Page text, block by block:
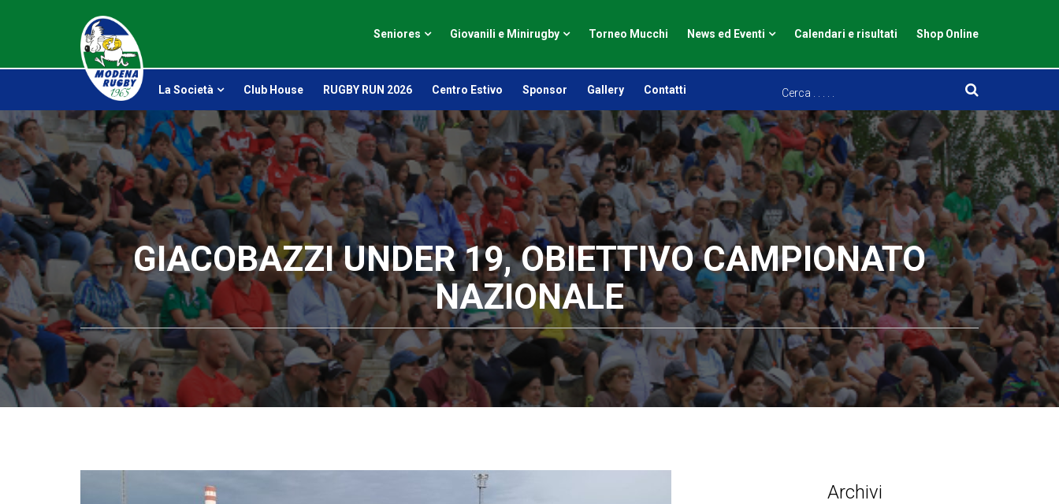
Seniores Giovanili e Minirugby Torneo Mucchi News ed Eventi Calendari e risultati Shop Online
La Società Club House RUGBY RUN 2026 Centro Estivo Sponsor Gallery Contatti
GIACOBAZZI UNDER 19, OBIETTIVO CAMPIONATO
NAZIONALE
Archivi